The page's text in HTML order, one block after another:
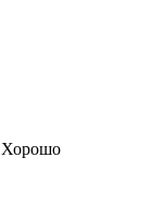
Хорошо